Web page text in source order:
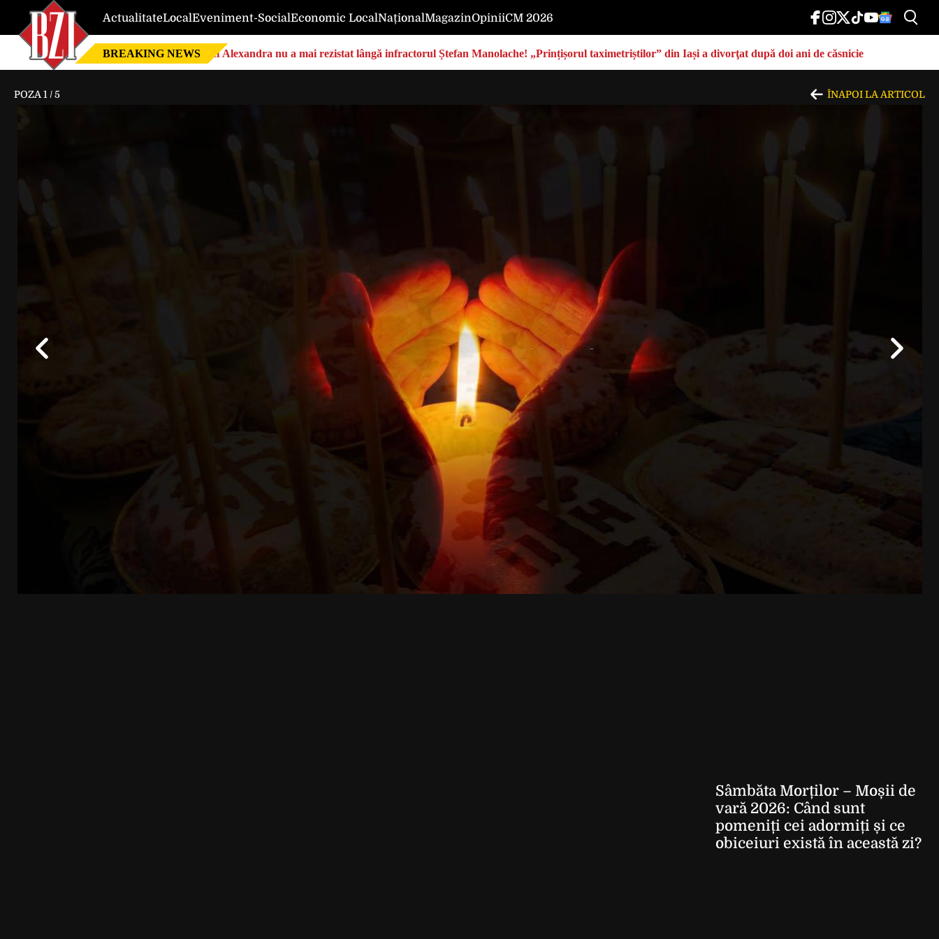
ActualitateLocalEveniment-SocialEconomic LocalNaționalMagazinOpiniiCM 2026
BREAKING NEWS Nici Alexandra nu a mai rezistat lângă infractorul Ștefan Manolache! „Prințișorul taximetriștilor” din Iași a divorţat după doi ani de căsnicie
POZA 1 /5 ÎNAPOI LA ARTICOL
Sâmbăta Morților – Moșii de
vară 2026: Când sunt
pomeniți cei adormiți și ce
obiceiuri există în această zi?